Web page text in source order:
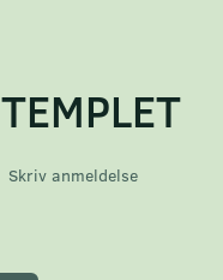
Skriv anmeldelse